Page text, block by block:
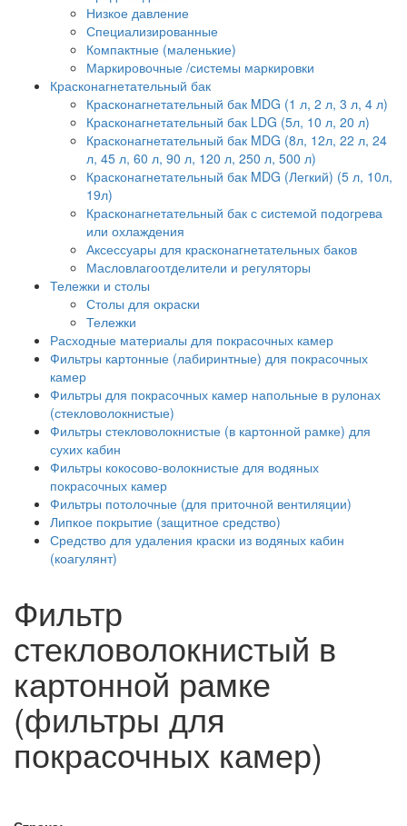
Низкое давление
Специализированные
Компактные (маленькие)
Маркировочные /системы маркировки
Красконагнетательный бак
Красконагнетательный бак MDG (1 л, 2 л, 3 л, 4 л)
Красконагнетательный бак LDG (5л, 10 л, 20 л)
Красконагнетательный бак MDG (8л, 12л, 22 л, 24
л, 45 л, 60 л, 90 л, 120 л, 250 л, 500 л)
Красконагнетательный бак MDG (Легкий) (5 л, 10л,
19л)
Красконагнетательный бак с системой подогрева
или охлаждения
Аксессуары для красконагнетательных баков
Масловлагоотделители и регуляторы
Тележки и столы
Столы для окраски
Тележки
Расходные материалы для покрасочных камер
Фильтры картонные (лабиринтные) для покрасочных
камер
Фильтры для покрасочных камер напольные в рулонах
(стекловолокнистые)
Фильтры стекловолокнистые (в картонной рамке) для
сухих кабин
Фильтры кокосово-волокнистые для водяных
покрасочных камер
Фильтры потолочные (для приточной вентиляции)
Липкое покрытие (защитное средство)
Средство для удаления краски из водяных кабин
(коагулянт)
Фильтр
стекловолокнистый в
картонной рамке
(фильтры для
покрасочных камер)